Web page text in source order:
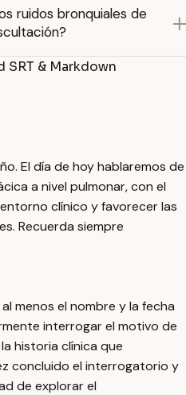
ruidos bronquiales de
& Markdown
El día de hoy hablaremos de
a nivel pulmonar, con el
clínico y favorecer las
Recuerda siempre
menos el nombre y la fecha
interrogar el motivo de
historia clínica que
concluido el interrogatorio y
de explorar el